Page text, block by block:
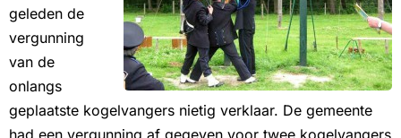
geleden de
vergunning
van de
onlangs
geplaatste kogelvangers nietig verklaar. De gemeente